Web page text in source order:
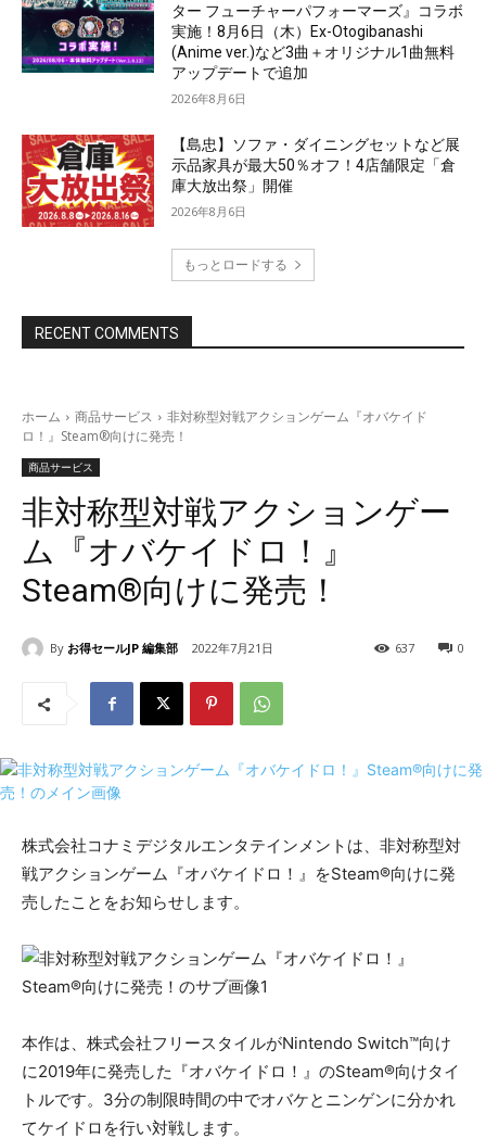
ター フューチャーパフォーマーズ』コラボ
実施！8月6日（木）Ex-Otogibanashi
(Anime ver.)など3曲＋オリジナル1曲無料
アップデートで追加
2026年8月6日
【島忠】ソファ・ダイニングセットなど展
示品家具が最大50％オフ！4店舗限定「倉
庫大放出祭」開催
2026年8月6日
もっとロードする
RECENT COMMENTS